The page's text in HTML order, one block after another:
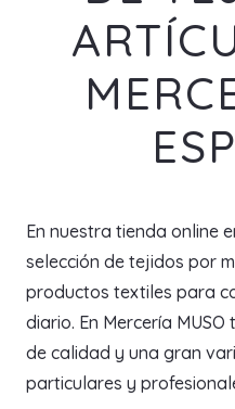
En nuestra tienda online
selección de tejidos por
productos textiles para
diario. En Mercería
de calidad y una gran
particulares y